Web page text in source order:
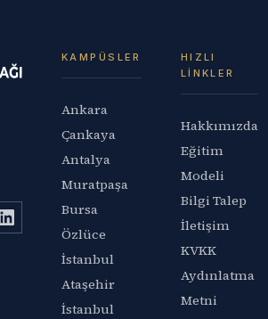
KAMPÜSLER
Ankara
Çankaya
Antalya
Muratpaşa
Bursa
Özlüce
İstanbul
Ataşehir
İstanbul
HIZLI
LINKLER
Hakkımızda
Eğitim
Modeli
Bilgi Talep
İletişim
KVKK
Aydınlatma
Metni